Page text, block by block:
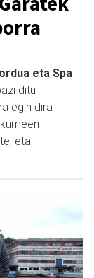
eta Spa
ditu
egin dira
eta